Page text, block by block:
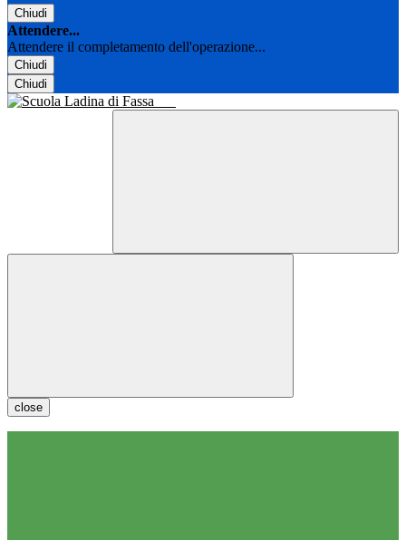
Chiudi
Attendere...
Attendere il completamento dell'operazione...
Chiudi
Chiudi
close